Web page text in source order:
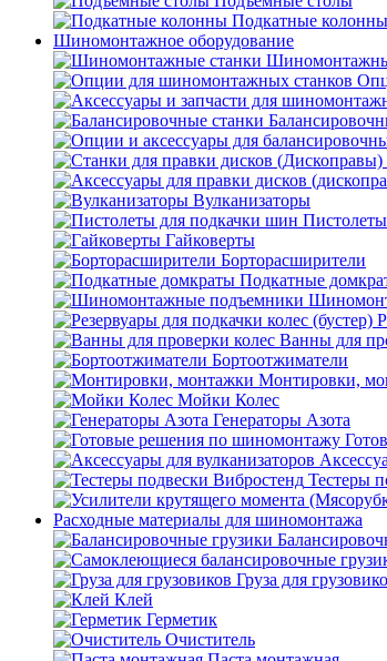
Подкатные колонны
Шиномонтажное оборудование
Вулканизаторы
Гайковерты
Борторасширители
Подкатные
Ванны для
Бортоотжиматели
Монтировки,
Мойки Колес
Генераторы Азота
Тестеры
Расходные материалы для шиномонтажа
Груза для
Клей
Герметик
Очиститель